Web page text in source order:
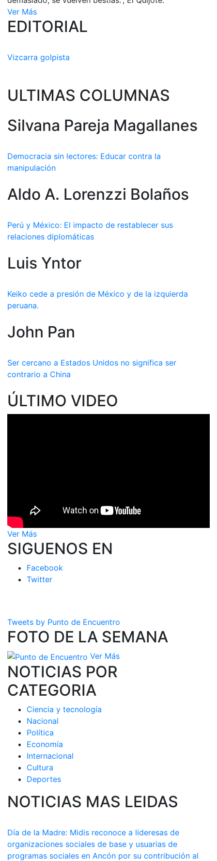
Ver Más
EDITORIAL
Vizcarra golpista
ULTIMAS COLUMNAS
Silvana Pareja Magallanes
Democracia sin lectores: Educar contra la
manipulación
Aldo A. Lorenzzi Bolaños
Perú y México: El impacto de restablecer sus
relaciones diplomáticas
Luis Yntor
Keiko cede a presión de México y de la izquierda
peruana.
John Pan
Ser cercano a Estados Unidos no significa ser
contrario a China
ÚLTIMO VIDEO
Ver Más
SIGUENOS EN
Facebook
Twitter
Tweets by Punto de Encuentro
FOTO DE LA SEMANA
Ver Más
NOTICIAS POR
CATEGORIA
Ciencia y tecnología
Nacional
Política
Economía
Internacional
Cultura
Deportes
NOTICIAS MAS LEIDAS
Día de la Madre: Midis reconoce a lideresas de
organizaciones sociales de base y usuarias de
programas sociales en Ancón por su contribución al